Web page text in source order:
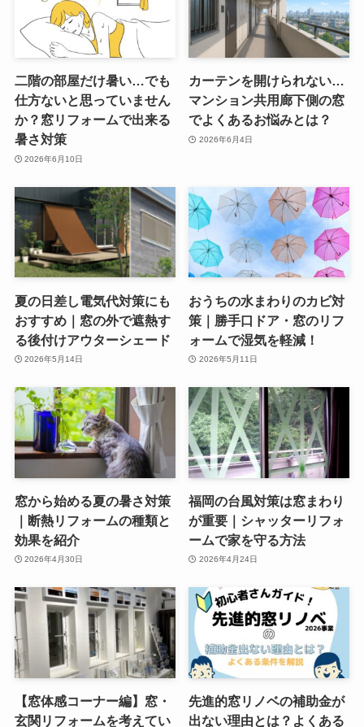
二階の部屋だけ暑い…でも
仕方ないと思っていません
か？窓リフォームで出来る
暑さ対策
2026年6月10日
カーテンを開けられない…
マンション共用廊下側の窓
でよくあるお悩みとは？
2026年6月4日
夏の日差し電気代対策にも
おすすめ｜窓の外で遮熱す
る後付けアウターシェード
2026年5月14日
おうちの水まわりのカビ対
策｜勝手口ドア・窓のリフ
ォームで湿気を軽減！
2026年5月11日
窓から始める夏の暑さ対策
｜断熱リフォームの種類と
効果を紹介
2026年4月30日
福岡の台風対策は窓まわり
が重要｜シャッターリフォ
ームで家を守る方法
2026年4月24日
【窓体感コーナー編】窓・
玄関リフォームを考えてい
先進的窓リノベの補助金が
出ない理由とは？よくある